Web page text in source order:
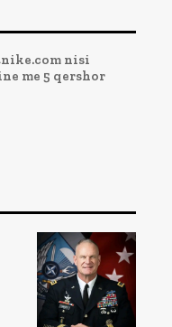
nisi
me 5 qershor